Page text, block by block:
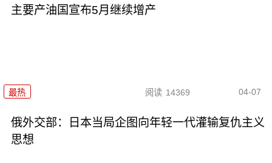
主要产油国宣布5月继续增产
最热 阅读 14369 04-07
俄外交部：日本当局企图向年轻一代灌输复仇主义
思想